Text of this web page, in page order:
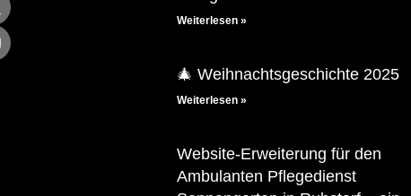
Weiterlesen »
🎄 Weihnachtsgeschichte 2025
Weiterlesen »
Website-Erweiterung für den
Ambulanten Pflegedienst